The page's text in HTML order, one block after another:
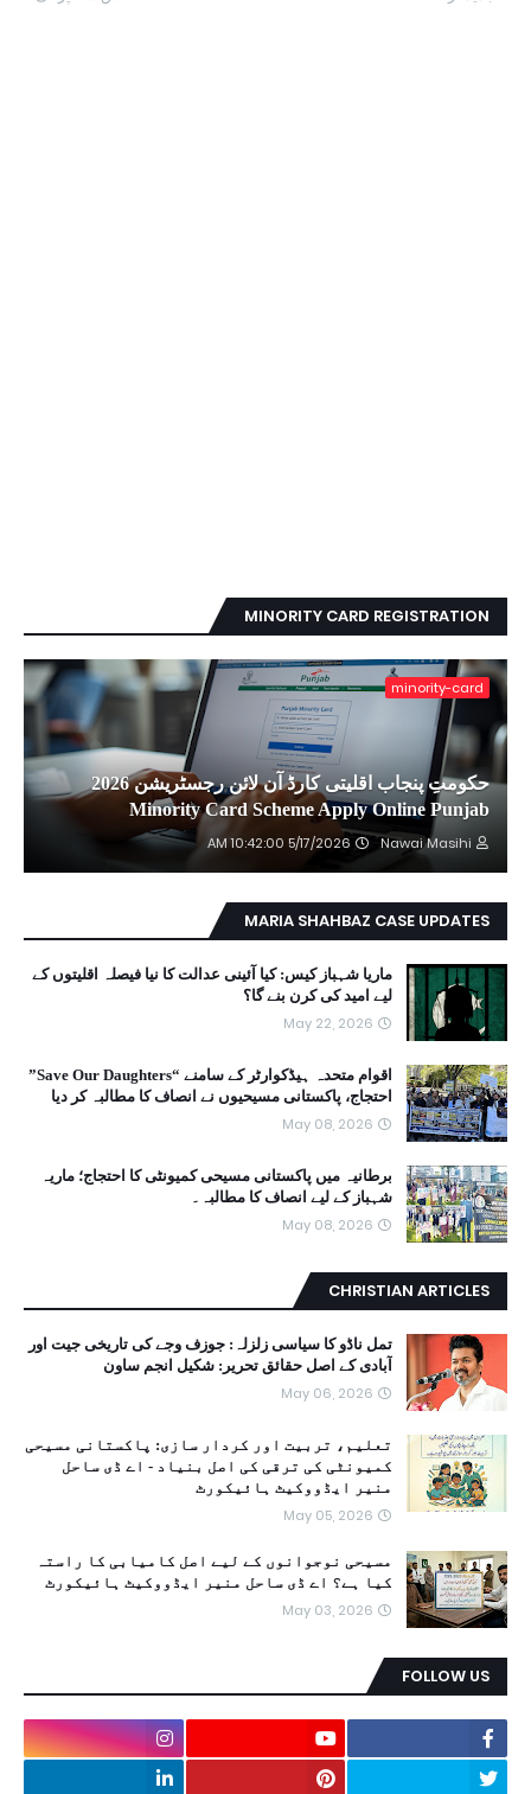
MINORITY CARD REGISTRATION
minority-card
حکومتِ پنجاب اقلیتی کارڈ آن لائن رجسٹریشن 2026
Minority Card Scheme Apply Online Punjab
Nawai Masihi
5/17/2026 10:42:00 AM
MARIA SHAHBAZ CASE UPDATES
ماریا شہباز کیس: کیا آئینی عدالت کا نیا فیصلہ اقلیتوں کے
لیے امید کی کرن بنے گا؟
May 22, 2026
اقوام متحدہ ہیڈکوارٹر کے سامنے “Save Our Daughters”
احتجاج، پاکستانی مسیحیوں نے انصاف کا مطالبہ کر دیا
May 08, 2026
برطانیہ میں پاکستانی مسیحی کمیونٹی کا احتجاج؛ ماریہ
شہباز کے لیے انصاف کا مطالبہ۔
May 08, 2026
CHRISTIAN ARTICLES
تمل ناڈو کا سیاسی زلزلہ: جوزف وجے کی تاریخی جیت اور
آبادی کے اصل حقائق تحریر: شکیل انجم ساون
May 06, 2026
تعلیم، تربیت اور کردار سازی: پاکستانی مسیحی
کمیونٹی کی ترقی کی اصل بنیاد - اے ڈی ساحل
منیر ایڈووکیٹ ہائیکورٹ
May 05, 2026
مسیحی نوجوانوں کے لیے اصل کامیابی کا راستہ
کیا ہے؟ اے ڈی ساحل منیر ایڈووکیٹ ہائیکورٹ
May 03, 2026
FOLLOW US